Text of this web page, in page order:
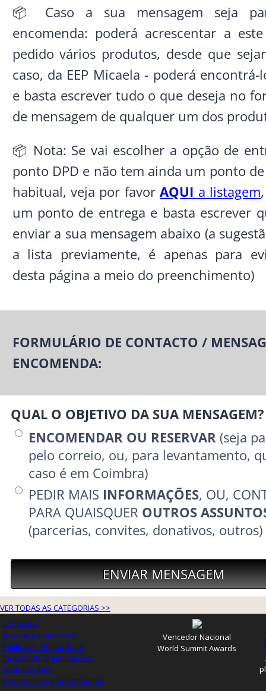
VER TODAS AS CATEGORIAS >>
Contactos
Termos e Condições
Política de Privacidade
Registo de Organizações
Testemunhos
Parcerias e Agradecimentos
Vencedor Nacional
World Summit Awards